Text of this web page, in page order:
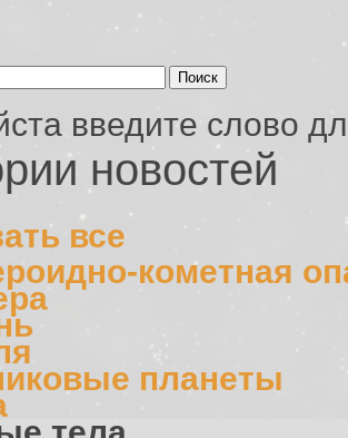
введите слово
новостей
все
кометная
планеты